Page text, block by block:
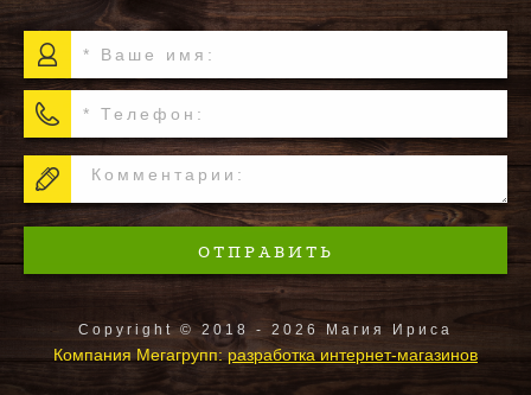
ОТПРАВИТЬ
Copyright © 2018 - 2026 Магия Ириса
Компания Мегагрупп: разработка интернет-магазинов